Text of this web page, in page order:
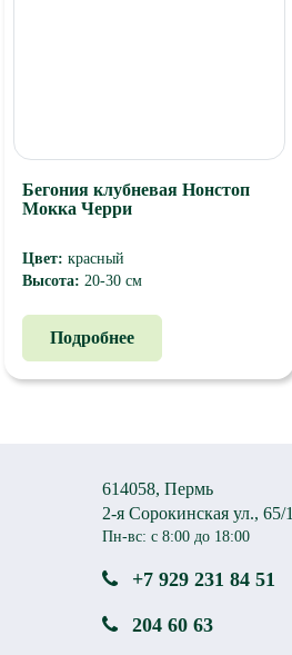
Бегония клубневая Нонстоп
Мокка Черри
Цвет: красный
Высота: 20-30 см
рынке со столь обширным выбором
Подробнее
614058, Пермь
2-я Сорокинская ул., 65/1
Пн-вс: с 8:00 до 18:00
+7 929 231 84 51
204 60 63